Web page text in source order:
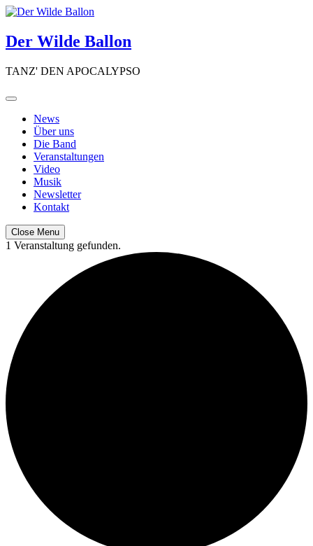
Skip
content
Der Wilde Ballon
TANZ' DEN APOCALYPSO
News
Über uns
Die Band
Veranstaltungen
Video
Musik
Newsletter
Kontakt
Close Menu
1 Veranstaltung gefunden.